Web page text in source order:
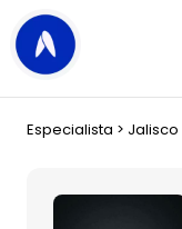
Especialista > Jalisco